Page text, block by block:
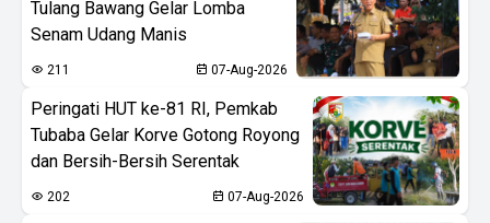
Tulang Bawang Gelar Lomba
Senam Udang Manis
211 07-Aug-2026
Peringati HUT ke-81 RI, Pemkab
Tubaba Gelar Korve Gotong Royong
dan Bersih-Bersih Serentak
202 07-Aug-2026